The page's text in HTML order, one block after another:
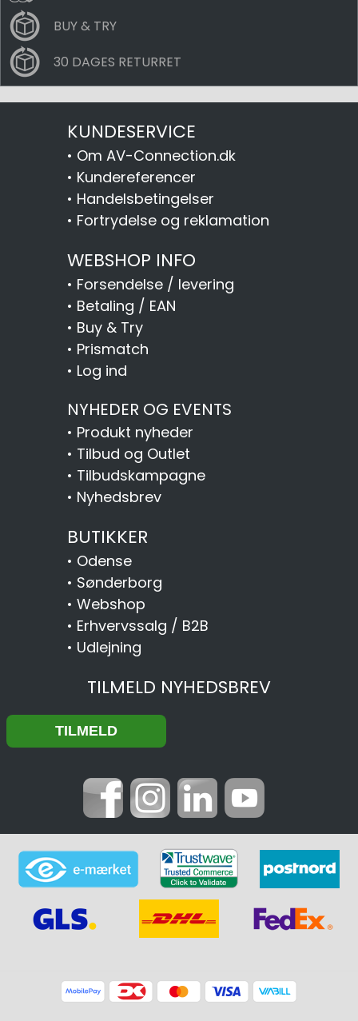
BUY & TRY
30 DAGES RETURRET
KUNDESERVICE
• Om AV-Connection.dk
• Kundereferencer
• Handelsbetingelser
• Fortrydelse og reklamation
WEBSHOP INFO
• Forsendelse / levering
• Betaling / EAN
• Buy & Try
• Prismatch
• Log ind
NYHEDER OG EVENTS
• Produkt nyheder
• Tilbud og Outlet
• Tilbudskampagne
• Nyhedsbrev
BUTIKKER
• Odense
• Sønderborg
• Webshop
• Erhvervssalg / B2B
• Udlejning
TILMELD NYHEDSBREV